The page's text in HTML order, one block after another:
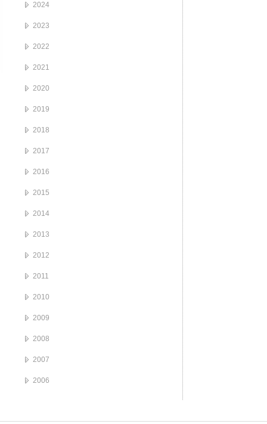
2024
2023
2022
2021
2020
2019
2018
2017
2016
2015
2014
2013
2012
2011
2010
2009
2008
2007
2006